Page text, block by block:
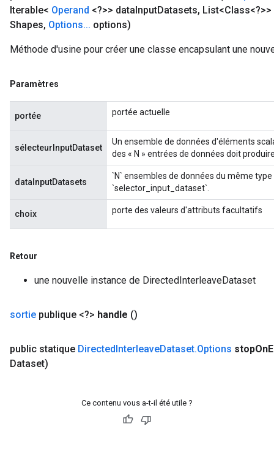
Iterable< Operand <?>> dataInputDatasets,
Shapes, Options... options)
Méthode d'usine pour créer une classe encapsulant une
Paramètres
portée portée actuelle
sélecteurInputDataset
Un ensemble de données d'éléments
des « N » entrées de données doit
dataInputDatasets
`N` ensembles de données du même
`selector_input_dataset`.
choix porte des valeurs d'attributs facultatifs
Retour
une nouvelle instance de DirectedInterleaveDataset
sortie publique <?> handle ()
public statique DirectedInterleaveDataset.Options stopOn
Dataset)
Ce contenu vous a-t-il été utile ?